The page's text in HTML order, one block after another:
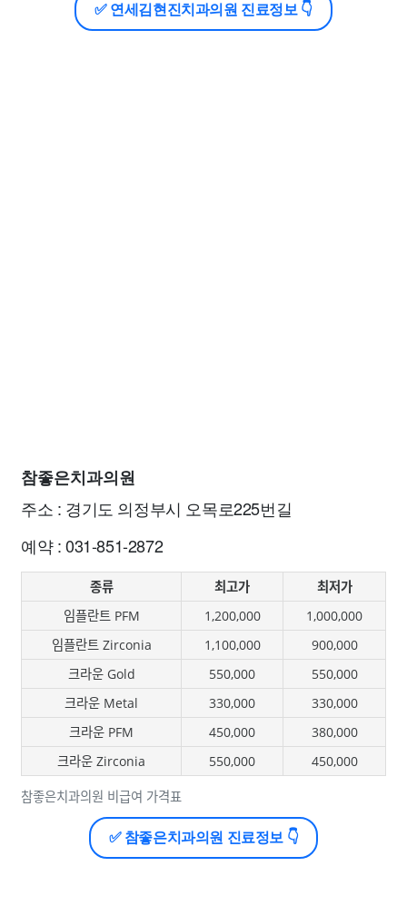
✅ 연세김현진치과의원 진료정보 👇
참좋은치과의원
주소 : 경기도 의정부시 오목로225번길
예약 : 031-851-2872
참좋은치과의원 비급여 가격표
종류 최고가
최저가
임플란트 PFM
1,200,000
1,000,000
임플란트 Zirconia
1,100,000
900,000
크라운 Gold
550,000
550,000
크라운 Metal
330,000
330,000
크라운 PFM
450,000
380,000
크라운 Zirconia
550,000 450,000
✅ 참좋은치과의원 진료정보 👇